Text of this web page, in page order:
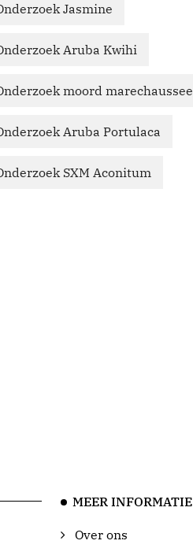
Jasmine
Aruba Kwihi
moord marechaussee
Aruba Portulaca
SXM Aconitum
MEER INFORMATIE
Over ons